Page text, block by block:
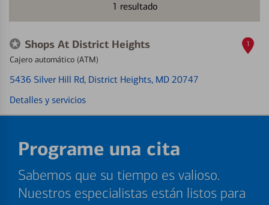
1 resultado
Shops At District Heights
Cajero automático (ATM)
5436 Silver Hill Rd, District Heights, MD 20747
Detalles y servicios
1
Programe una cita
Sabemos que su tiempo es valioso.
Nuestros especialistas están listos para